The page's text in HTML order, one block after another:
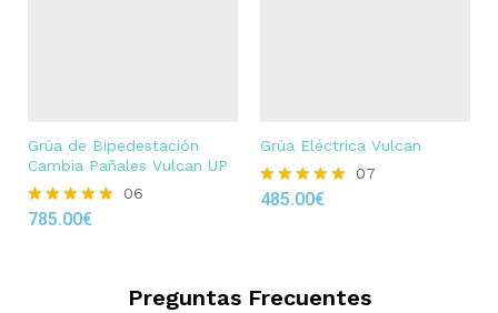
Grúa de Bipedestación
Cambia Pañales Vulcan UP
Rated
06
785.00€
Grúa Eléctrica Vulcan
Rated
07
485.00€
Preguntas Frecuentes